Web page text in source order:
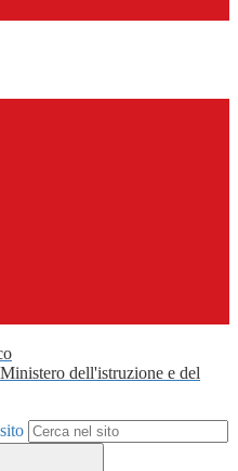
dell'istruzione e del